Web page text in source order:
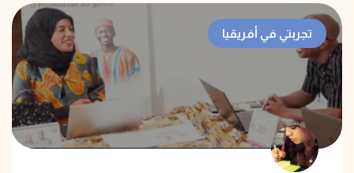
تجربتي في أفريقيا